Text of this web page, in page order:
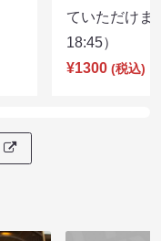
ていただけ
18:45）
¥1300 (税込)